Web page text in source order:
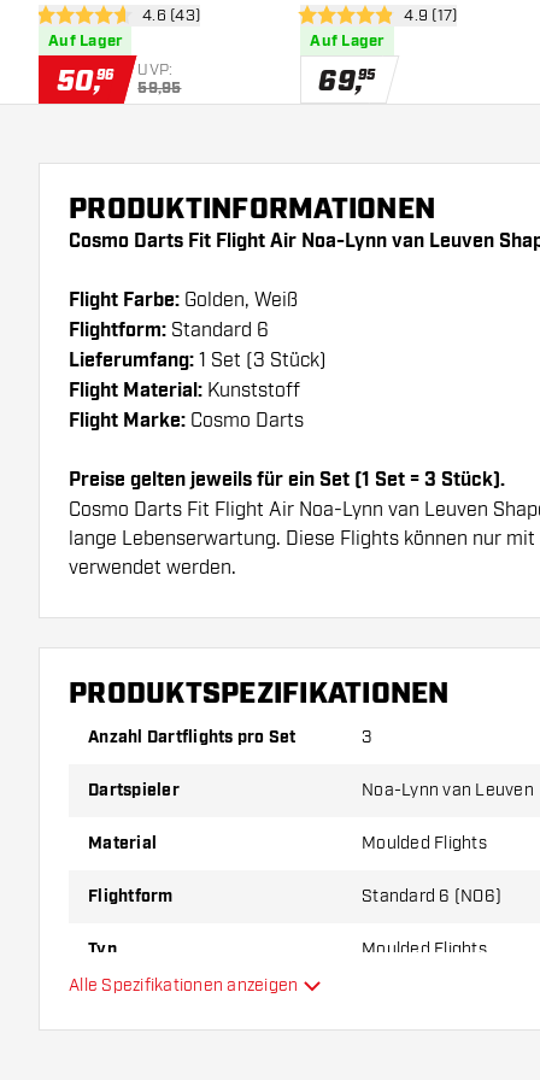
Bewertungsbereich öffnen
4.6 Bewertungssterne
4.6 (43)
Auf Lager
50,96 UVP:
59,95
4.9 Bewertungssterne
4.9 (17)
Auf Lager
69,95
PRODUKTINFORMATIONEN
Cosmo Darts Fit Flight Air Noa-Lynn van Leuven
Flight Farbe: Golden, Weiß
Flightform: Standard 6
Lieferumfang: 1 Set (3 Stück)
Flight Material: Kunststoff
Flight Marke: Cosmo Darts
Preise gelten jeweils für ein Set (1 Set = 3 Stück).
Cosmo Darts Fit Flight Air Noa-Lynn van Leuven
lange Lebenserwartung. Diese Flights können nur
verwendet werden.
Dartshopper Tipp!
Sorgen Sie für genügend Ersatz Flights und Shafts.
durch Gebrauch abnutzen oder brechen.
Probieren Sie eine andere Form, ein anderes
Ihnen passt!
PRODUKTSPEZIFIKATIONEN
Anzahl Dartflights pro Set 3
Dartspieler Noa-Lynn van Leuven
Material Moulded Flights
Flightform Standard 6 (NO6)
Typ Moulded Flights
Alle Spezifikationen anzeigen